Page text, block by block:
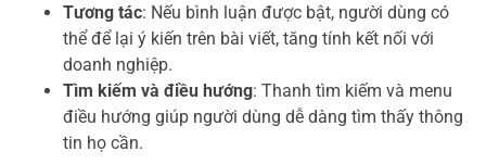
Tương tác: Nếu bình luận được bật, người dùng có
thể để lại ý kiến trên bài viết, tăng tính kết nối với
doanh nghiệp.
Tìm kiếm và điều hướng: Thanh tìm kiếm và menu
điều hướng giúp người dùng dễ dàng tìm thấy thông
tin họ cần.